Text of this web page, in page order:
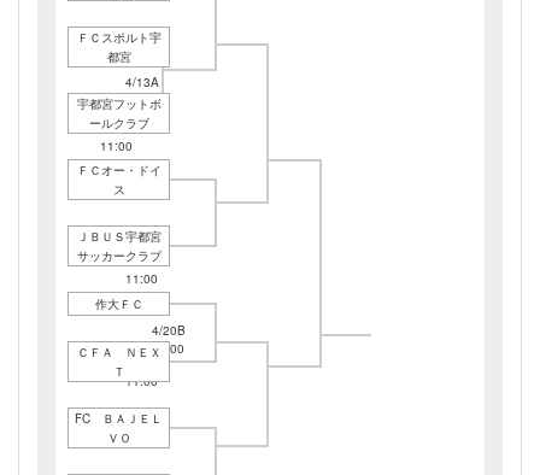
4/13A
11:00
ＦＣスポルト宇
都宮
4/06A
11:00
宇都宮フットボ
ールクラブ
4/20B
11:00
ＦＣオー・ドイ
ス
4/13A
11:00
ＪＢＵＳ宇都宮
サッカークラブ
作大ＦＣ
11:00
ＣＦＡ ＮＥＸ
Ｔ
FC ＢＡＪＥＬ
ＶＯ